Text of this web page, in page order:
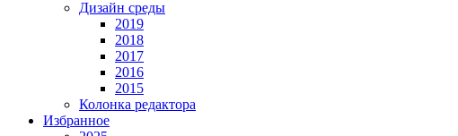
Дизайн среды
2019
2018
2017
2016
2015
Колонка редактора
Избранное